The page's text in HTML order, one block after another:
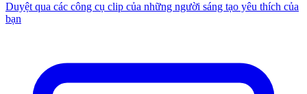
Duyệt qua các công cụ clip của những người sáng tạo yêu thích của
bạn